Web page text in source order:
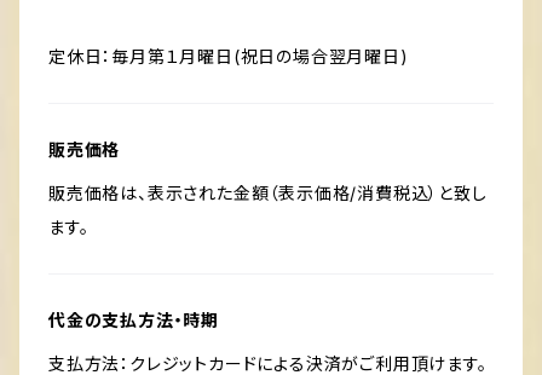
定休日：毎月第１月曜日(祝日の場合翌月曜日)
販売価格
販売価格は、表示された金額（表示価格/消費税込）と致し
ます。
代金の支払方法・時期
支払方法：クレジットカードによる決済がご利用頂けます。